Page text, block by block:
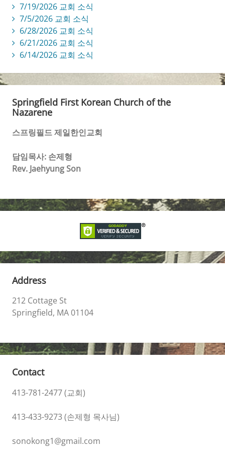
7/19/2026 교회 소식
7/5/2026 교회 소식
6/28/2026 교회 소식
6/21/2026 교회 소식
6/14/2026 교회 소식
Springfield First Korean Church of the
Nazarene
스프링필드 제일한인교회
담임목사: 손제형
Rev. Jaehyung Son
Address
212 Cottage St
Springfield, MA 01104
Contact
413-781-2477 (교회)
413-433-9273 (손제형 목사님)
sonokong1@gmail.com